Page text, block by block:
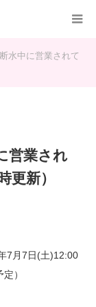
水中に営業されて
営業され
更新）
7月7日(土)12:00
）